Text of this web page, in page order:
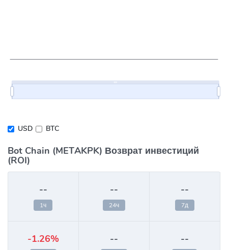
USD BTC
Bot Chain (METAKPK) Возврат инвестиций
(ROI)
--
1ч
--
24ч
--
7д
-1.26% -- --